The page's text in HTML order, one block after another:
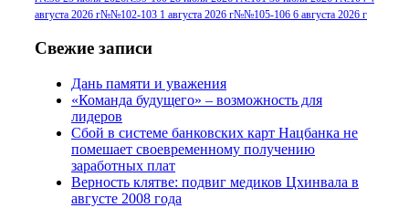
июля 2014 г(10)№96+97 30 июля
июля 2017 г
2012 г(15)№97 30 июля 2015 г
(15)№98 1 августа 2015 г
августа 2016 г(10)№98 5 июля 2014 г(10)
№98 8 августа 2013 г
августа 2012 г(14)
августа 2026 г№№102-103 1 августа 2026 г№№105-106 6 августа 2026 г
Свежие записи
Дань памяти и уважения
«Команда будущего» – возможность для
лидеров
Сбой в системе банковских карт Нацбанка не
помешает своевременному получению
заработных плат
Верность клятве: подвиг медиков Цхинвала в
августе 2008 года